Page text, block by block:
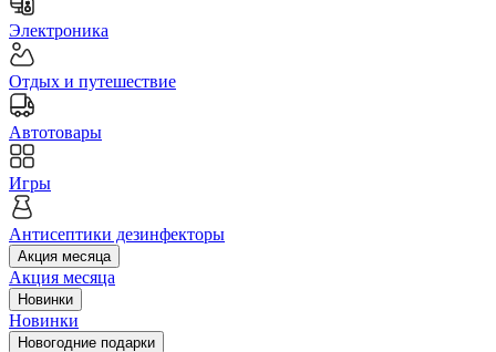
Электроника
Отдых и путешествие
Автотовары
Игры
Антисептики дезинфекторы
Акция месяца
Акция месяца
Новинки
Новинки
Новогодние подарки